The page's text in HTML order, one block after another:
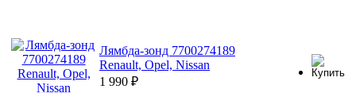
Лямбда-зонд 7700274189
Renault, Opel, Nissan
1 990 ₽